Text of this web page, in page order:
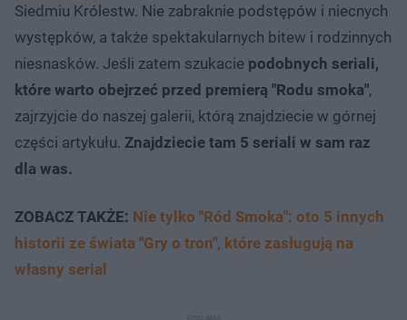
Siedmiu Królestw. Nie zabraknie podstępów i niecnych
występków, a także spektakularnych bitew i rodzinnych
niesnasków. Jeśli zatem szukacie podobnych seriali,
które warto obejrzeć przed premierą "Rodu smoka",
zajrzyjcie do naszej galerii, którą znajdziecie w górnej
części artykułu. Znajdziecie tam 5 seriali w sam raz
dla was.
ZOBACZ TAKŻE: Nie tylko "Ród Smoka": oto 5 innych
historii ze świata "Gry o tron", które zasługują na
własny serial